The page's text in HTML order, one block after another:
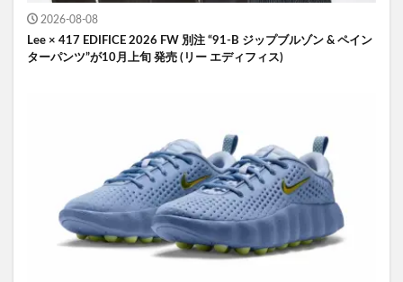
2026-08-08
Lee × 417 EDIFICE 2026 FW 別注 “91-B ジップブルゾン & ペイン
ターパンツ”が10月上旬 発売 (リー エディフィス)